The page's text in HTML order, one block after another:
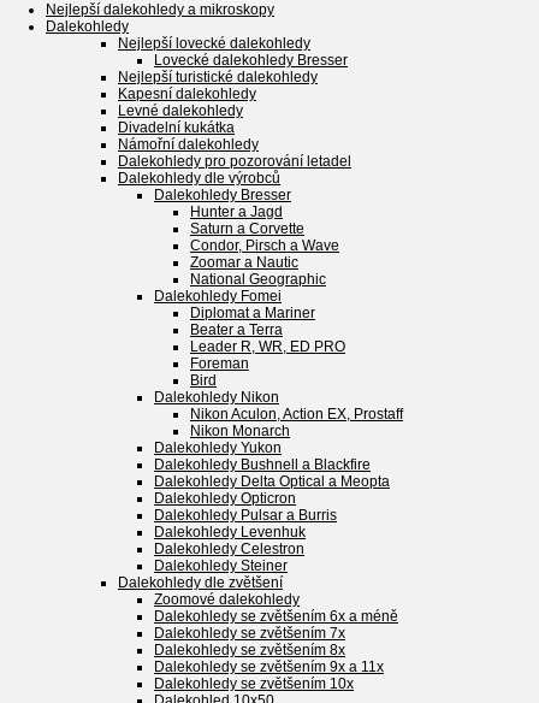
Nejlepší dalekohledy a mikroskopy
Dalekohledy
Nejlepší lovecké dalekohledy
Lovecké dalekohledy Bresser
Nejlepší turistické dalekohledy
Kapesní dalekohledy
Levné dalekohledy
Divadelní kukátka
Námořní dalekohledy
Dalekohledy pro pozorování letadel
Dalekohledy dle výrobců
Dalekohledy Bresser
Hunter a Jagd
Saturn a Corvette
Condor, Pirsch a Wave
Zoomar a Nautic
National Geographic
Dalekohledy Fomei
Diplomat a Mariner
Beater a Terra
Leader R, WR, ED PRO
Foreman
Bird
Dalekohledy Nikon
Nikon Aculon, Action EX, Prostaff
Nikon Monarch
Dalekohledy Yukon
Dalekohledy Bushnell a Blackfire
Dalekohledy Delta Optical a Meopta
Dalekohledy Opticron
Dalekohledy Pulsar a Burris
Dalekohledy Levenhuk
Dalekohledy Celestron
Dalekohledy Steiner
Dalekohledy dle zvětšení
Zoomové dalekohledy
Dalekohledy se zvětšením 6x a méně
Dalekohledy se zvětšením 7x
Dalekohledy se zvětšením 8x
Dalekohledy se zvětšením 9x a 11x
Dalekohledy se zvětšením 10x